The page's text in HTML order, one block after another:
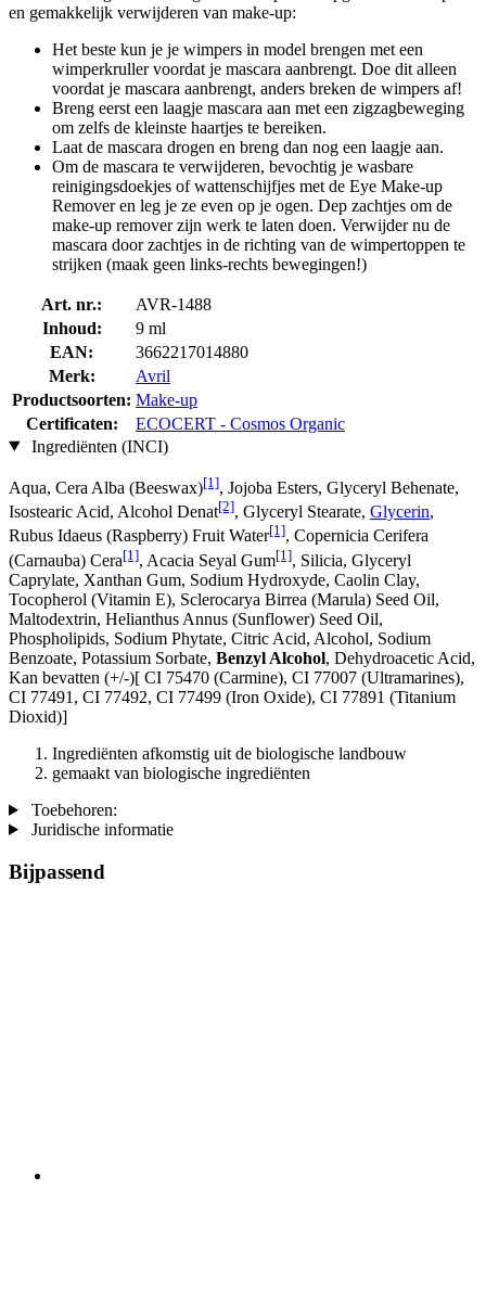
en gemakkelijk verwijderen van make-up:
Het beste kun je je wimpers in model brengen met een
wimperkruller voordat je mascara aanbrengt. Doe dit alleen
voordat je mascara aanbrengt, anders breken de wimpers af!
Breng eerst een laagje mascara aan met een zigzagbeweging
om zelfs de kleinste haartjes te bereiken.
Laat de mascara drogen en breng dan nog een laagje aan.
Om de mascara te verwijderen, bevochtig je wasbare
reinigingsdoekjes of wattenschijfjes met de Eye Make-up
Remover en leg je ze even op je ogen. Dep zachtjes om de
make-up remover zijn werk te laten doen. Verwijder nu de
mascara door zachtjes in de richting van de wimpertoppen te
strijken (maak geen links-rechts bewegingen!)
Art. nr.:
AVR-1488
Inhoud:
9 ml
EAN:
3662217014880
Merk:
Avril
Productsoorten: Make-up
Certificaten:
ECOCERT - Cosmos Organic
Ingrediënten (INCI)
Aqua, Cera Alba (Beeswax)[1], Jojoba Esters, Glyceryl Behenate,
Isostearic Acid, Alcohol Denat[2], Glyceryl Stearate, Glycerin,
Rubus Idaeus (Raspberry) Fruit Water[1], Copernicia Cerifera
(Carnauba) Cera[1], Acacia Seyal Gum[1], Silicia, Glyceryl
Caprylate, Xanthan Gum, Sodium Hydroxyde, Caolin Clay,
Tocopherol (Vitamin E), Sclerocarya Birrea (Marula) Seed Oil,
Maltodextrin, Helianthus Annus (Sunflower) Seed Oil,
Phospholipids, Sodium Phytate, Citric Acid, Alcohol, Sodium
Benzoate, Potassium Sorbate, Benzyl Alcohol, Dehydroacetic Acid,
Kan bevatten (+/-)[ CI 75470 (Carmine), CI 77007 (Ultramarines) ,
CI 77491, CI 77492, CI 77499 (Iron Oxide), CI 77891 (Titanium
Dioxid)]
Ingrediënten afkomstig uit de biologische landbouw
gemaakt van biologische ingrediënten
Toebehoren:
Juridische informatie
Bijpassend